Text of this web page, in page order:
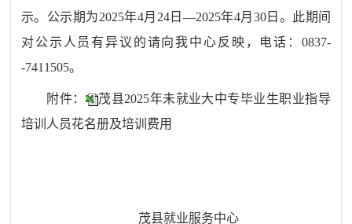
示。公示期为2025年4月 24日 —2025年4月30日 。此期间
对公示人员有异议的请向我中心 反映，电话： 0837-
-7411505。
附件：
茂县2025年未就业大中专毕业生职业指导
培训人员花名册及培训费用
茂县就业服务中心